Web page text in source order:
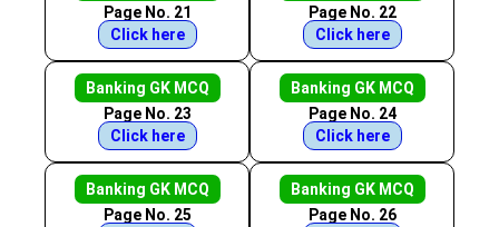
Page No. 21
Click here
Page No. 22
Click here
Banking GK MCQ
Page No. 23
Click here
Banking GK MCQ
Page No. 24
Click here
Banking GK MCQ
Page No. 25
Banking GK MCQ
Page No. 26